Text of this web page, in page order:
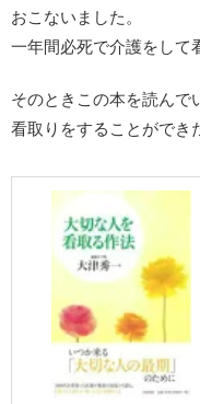
おこないました。
一年間必死で介護をして
そのときこの本を読んで
看取りをすることができ